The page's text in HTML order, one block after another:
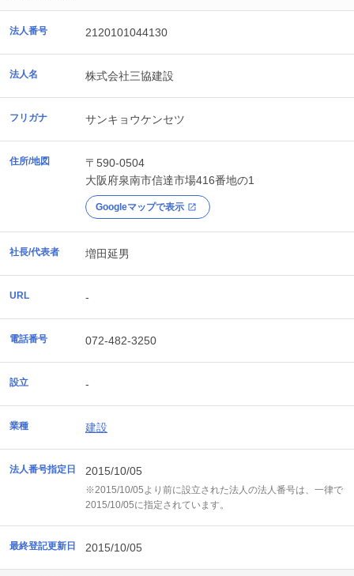
法人番号 2120101044130
法人名 株式会社三協建設
フリガナ サンキョウケンセツ
住所/地図
〒590-0504
大阪府泉南市信達市場416番地の1
Googleマップで表示
社長/代表者 増田延男
URL -
電話番号 072-482-3250
設立 -
業種 建設
法人番号指定日 2015/10/05
※2015/10/05より前に設立された法人の法人番号は、一律で
2015/10/05に指定されています。
最終登記更新日 2015/10/05